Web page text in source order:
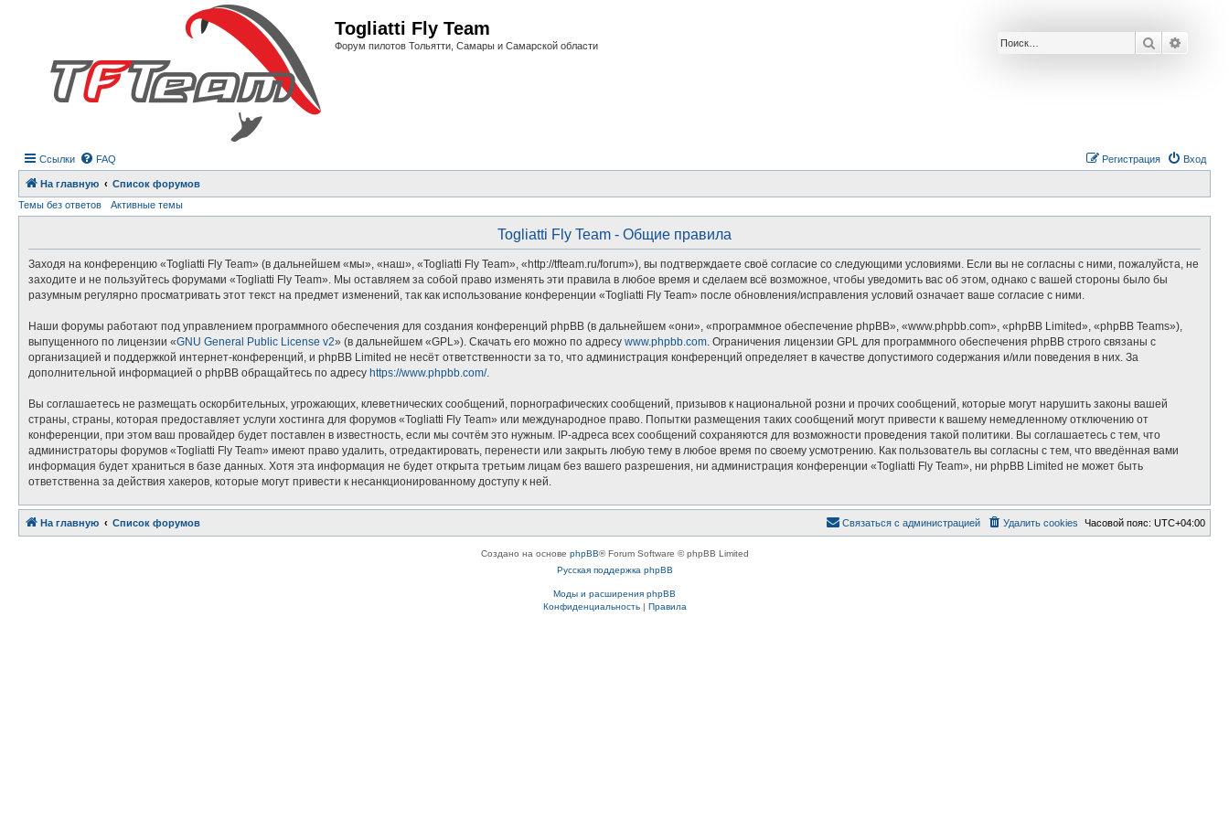
Togliatti Fly Team
Форум пилотов Тольятти, Самары и Самарской области Поиск
Ссылки FAQ Вход
Регистрация
На главную
Список форумов
Темы без ответов
Активные темы
Togliatti Fly Team - Общие правила
Заходя на конференцию «Togliatti Fly Team» (в дальнейшем «мы», «наш», «Togliatti Fly Team», «http://tfteam.ru/forum»), вы подтверждаете своё согласие со следующими условиями. Если вы не согласны с ними, пожалуйста, не
заходите и не пользуйтесь форумами «Togliatti Fly Team». Мы оставляем за собой право изменять эти правила в любое время и сделаем всё возможное, чтобы уведомить вас об этом, однако с вашей стороны было бы
разумным регулярно просматривать этот текст на предмет изменений, так как использование конференции «Togliatti Fly Team» после обновления/исправления условий означает ваше согласие с ними.
Наши форумы работают под управлением программного обеспечения для создания конференций phpBB (в дальнейшем «они», «программное обеспечение phpBB», «www.phpbb.com», «phpBB Limited», «phpBB Teams»),
выпущенного по лицензии «GNU General Public License v2» (в дальнейшем «GPL»). Скачать его можно по адресу www.phpbb.com. Ограничения лицензии GPL для программного обеспечения phpBB строго связаны с
организацией и поддержкой интернет-конференций, и phpBB Limited не несёт ответственности за то, что администрация конференций определяет в качестве допустимого содержания и/или поведения в них. За
дополнительной информацией о phpBB обращайтесь по адресу https://www.phpbb.com/.
Вы соглашаетесь не размещать оскорбительных, угрожающих, клеветнических сообщений, порнографических сообщений, призывов к национальной розни и прочих сообщений, которые могут нарушить законы вашей
страны, страны, которая предоставляет услуги хостинга для форумов «Togliatti Fly Team» или международное право. Попытки размещения таких сообщений могут привести к вашему немедленному отключению от
конференции, при этом ваш провайдер будет поставлен в известность, если мы сочтём это нужным. IP-адреса всех сообщений сохраняются для возможности проведения такой политики. Вы соглашаетесь с тем, что
администраторы форумов «Togliatti Fly Team» имеют право удалить, отредактировать, перенести или закрыть любую тему в любое время по своему усмотрению. Как пользователь вы согласны с тем, что введённая вами
информация будет храниться в базе данных. Хотя эта информация не будет открыта третьим лицам без вашего разрешения, ни администрация конференции «Togliatti Fly Team», ни phpBB Limited не может быть
ответственна за действия хакеров, которые могут привести к несанкционированному доступу к ней.
На главную Список форумов Часовой пояс: UTC+04:00
Удалить cookies
Связаться с
Связаться с администрацией
Создано на основе phpBB® Forum Software © phpBB Limited
Русская поддержка phpBB
Моды и расширения phpBB
Конфиденциальность| Правила